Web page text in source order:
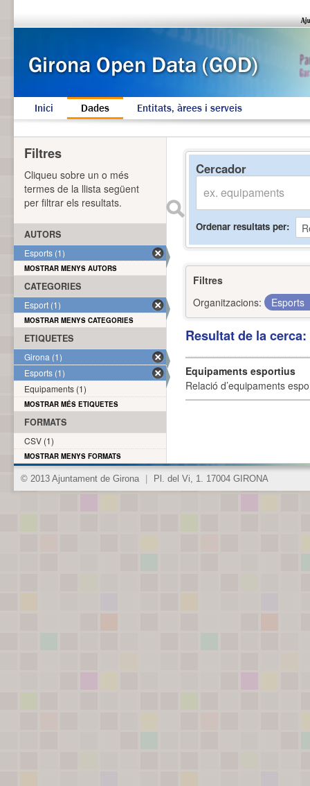
Inici Dades Entitats, àrees i serveis
Cercador
Ordenar resultats per
Filtres
Organitzacions:
Esports
Resultat de la
Equipaments esportius
Relació d’equipaments
Filtres
Cliqueu sobre un o més
termes de la llista següent
per filtrar els resultats.
AUTORS
Esports (1)
MOSTRAR MENYS AUTORS
CATEGORIES
Esport (1)
MOSTRAR MENYS CATEGORIES
ETIQUETES
Girona (1)
Esports (1)
Equipaments (1)
MOSTRAR MÉS ETIQUETES
FORMATS
CSV (1)
MOSTRAR MENYS FORMATS
© 2013 Ajuntament de Girona Pl. del Vi, 1. 17004 GIRONA